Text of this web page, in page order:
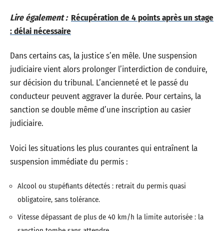
Lire également : Récupération de 4 points après un stage
: délai nécessaire
Dans certains cas, la justice s’en mêle. Une suspension
judiciaire vient alors prolonger l’interdiction de conduire,
sur décision du tribunal. L’ancienneté et le passé du
conducteur peuvent aggraver la durée. Pour certains, la
sanction se double même d’une inscription au casier
judiciaire.
Voici les situations les plus courantes qui entraînent la
suspension immédiate du permis :
Alcool ou stupéfiants détectés : retrait du permis quasi
obligatoire, sans tolérance.
Vitesse dépassant de plus de 40 km/h la limite autorisée : la